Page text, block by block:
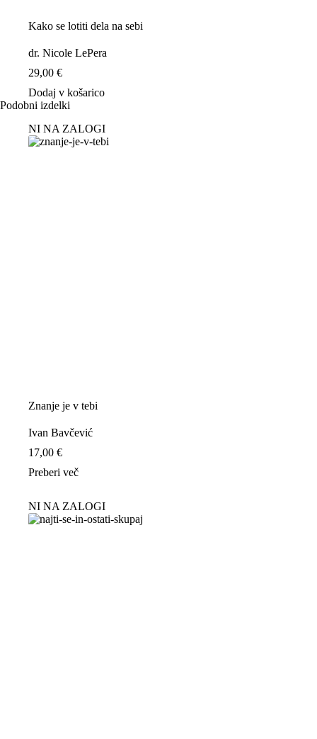
Kako se lotiti dela na sebi
dr. Nicole LePera
29,00 €
Dodaj v košarico
Podobni izdelki
NI NA ZALOGI
Znanje je v tebi
Ivan Bavčević
17,00 €
Preberi več
NI NA ZALOGI